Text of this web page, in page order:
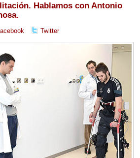
Hablamos con Antonio
Twitter